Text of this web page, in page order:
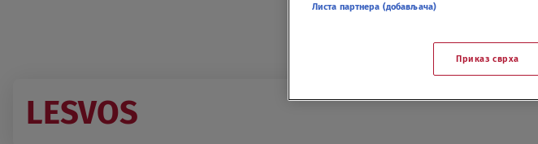
LESVOS
Листа партнера (добављача)
Приказ сврха